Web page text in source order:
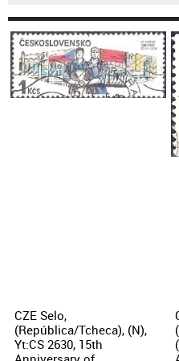
CZE Selo,
(República/Tcheca), (N),
Yt:CS 2630, 15th